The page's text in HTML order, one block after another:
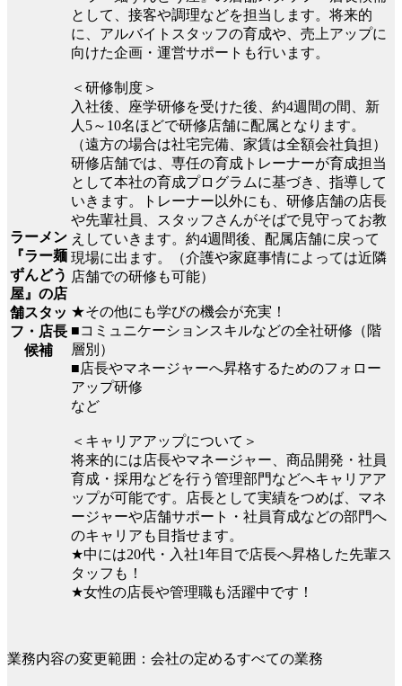
ラーメン
『ラー麺
ずんどう
屋』の店
舗スタッ
フ・店長
候補
として、接客や調理などを担当します。将来的
に、アルバイトスタッフの育成や、売上アップに
向けた企画・運営サポートも行います。
＜研修制度＞
入社後、座学研修を受けた後、約4週間の間、新
人5～10名ほどで研修店舗に配属となります。
（遠方の場合は社宅完備、家賃は全額会社負担）
研修店舗では、専任の育成トレーナーが育成担当
として本社の育成プログラムに基づき、指導して
いきます。トレーナー以外にも、研修店舗の店長
や先輩社員、スタッフさんがそばで見守ってお教
えしていきます。約4週間後、配属店舗に戻って
現場に出ます。（介護や家庭事情によっては近隣
店舗での研修も可能）
★その他にも学びの機会が充実！
■コミュニケーションスキルなどの全社研修（階
層別）
■店長やマネージャーへ昇格するためのフォロー
アップ研修
など
＜キャリアアップについて＞
将来的には店長やマネージャー、商品開発・社員
育成・採用などを行う管理部門などへキャリアア
ップが可能です。店長として実績をつめば、マネ
ージャーや店舗サポート・社員育成などの部門へ
のキャリアも目指せます。
★中には20代・入社1年目で店長へ昇格した先輩ス
タッフも！
★女性の店長や管理職も活躍中です！
業務内容の変更範囲：会社の定めるすべての業務